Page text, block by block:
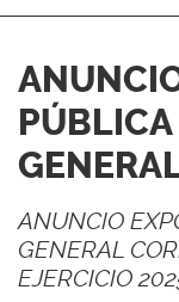
ANUNCIO
GENERAL
EJERCICIO